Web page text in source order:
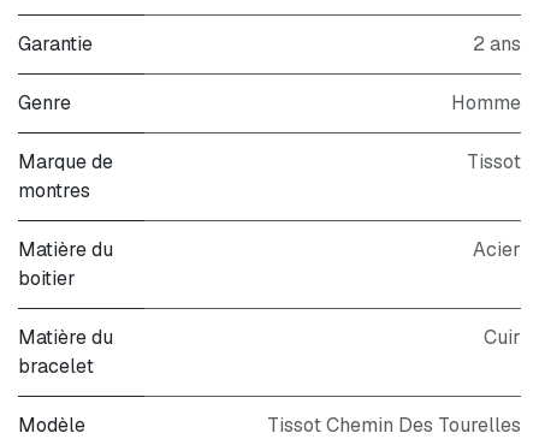
Garantie 2 ans
Genre Homme
Marque de
montres
Tissot
Matière du
boitier
Acier
Matière du
bracelet
Cuir
Modèle
Tissot Chemin Des Tourelles